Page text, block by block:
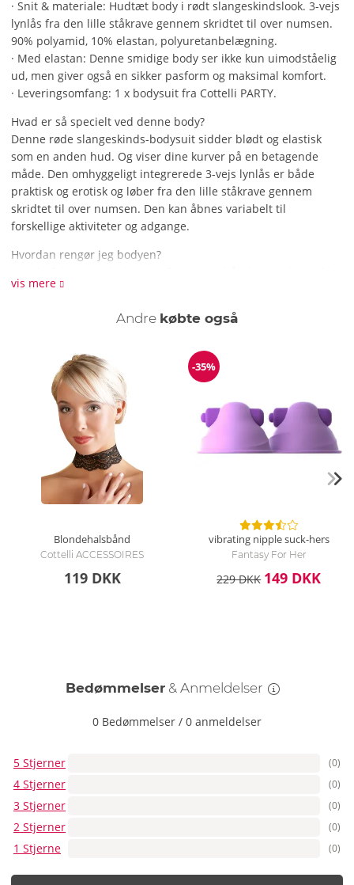
· Snit & materiale: Hudtæt body i rødt slangeskindslook. 3-vejs
lynlås fra den lille ståkrave gennem skridtet til over numsen.
90% polyamid, 10% elastan, polyuretanbelægning.
· Med elastan: Denne smidige body ser ikke kun uimodståelig
ud, men giver også en sikker pasform og maksimal komfort.
· Leveringsomfang: 1 x bodysuit fra Cottelli PARTY.
Hvad er så specielt ved denne body?
Denne røde slangeskinds-bodysuit sidder blødt og elastisk
som en anden hud. Og viser dine kurver på en betagende
måde. Den omhyggeligt integrerede 3-vejs lynlås er både
praktisk og erotisk og løber fra den lille ståkrave gennem
skridtet til over numsen. Den kan åbnes variabelt til
forskellige aktiviteter og adgange.
Hvordan rengør jeg bodyen?
vaskemiddel.
vis mere
Andre købte også
Blondehalsbånd
Cottelli ACCESSOIRES
119 DKK
Rabat
-35%
vibrating nipple suck-hers
Fantasy For Her
229 DKK 149 DKK
Bedømmelser & Anmeldelser
0 Bedømmelser / 0 anmeldelser
5 Stjerner (0)
4 Stjerner (0)
3 Stjerner (0)
2 Stjerner (0)
1 Stjerne (0)